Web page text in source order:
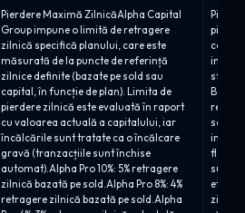
Pierdere Maximă ZilnicăAlpha Capital
Group impune o limită de retragere
zilnică specifică planului, care este
măsurată de la puncte de referință
zilnice definite (bazate pe sold sau
capital, în funcție de plan). Limita de
pierdere zilnică este evaluată în raport
cu valoarea actuală a capitalului, iar
încălcările sunt tratate ca o încălcare
gravă (tranzacțiile sunt închise
automat).Alpha Pro 10%: 5% retragere
zilnică bazată pe sold.Alpha Pro 8%: 4%
retragere zilnică bazată pe sold.Alpha
soldul
etapă,
zilnic